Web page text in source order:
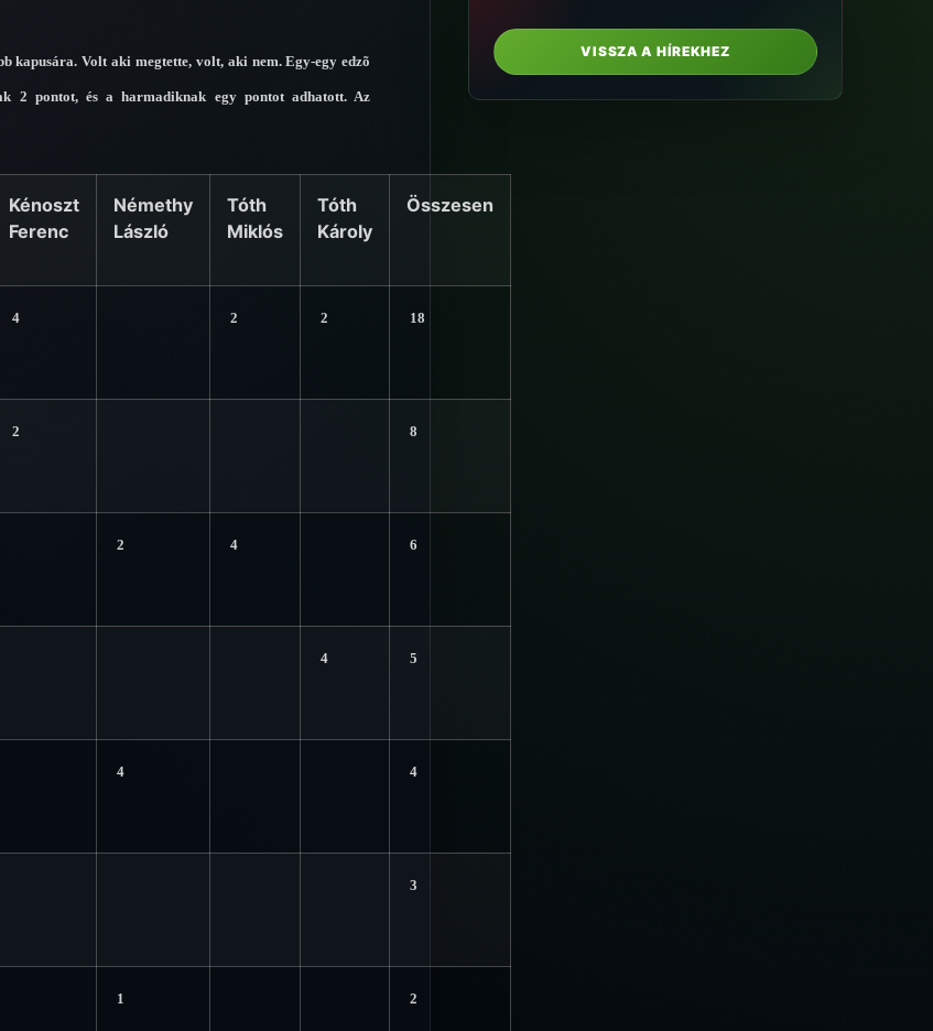
kapusára. Volt aki megtette, volt, aki nem. Egy-egy edzõ
2 pontot, és a harmadiknak egy pontot adhatott. Az
Kénoszt
Ferenc
Némethy
László
Tóth
Miklós
Tóth
Károly
Összesen
4 2 2 18
2 8
2 4 6
4 5
4 4
3
1 2
VISSZA A HÍREKHEZ